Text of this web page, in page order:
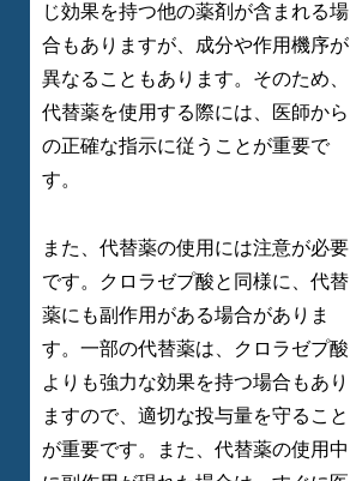
じ効果を持つ他の薬剤が含まれる場
合もありますが、成分や作用機序が
異なることもあります。そのため、
代替薬を使用する際には、医師から
の正確な指示に従うことが重要で
す。
また、代替薬の使用には注意が必要
です。クロラゼプ酸と同様に、代替
薬にも副作用がある場合がありま
す。一部の代替薬は、クロラゼプ酸
よりも強力な効果を持つ場合もあり
ますので、適切な投与量を守ること
が重要です。また、代替薬の使用中